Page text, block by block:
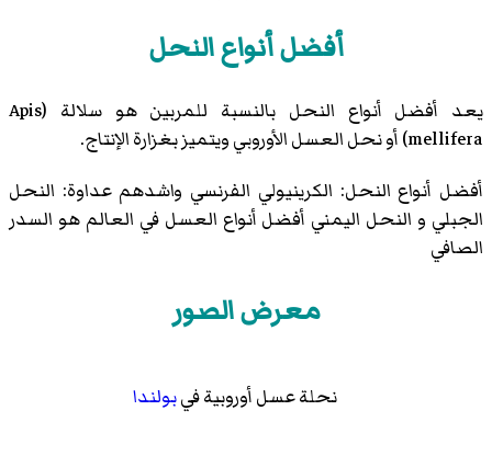
أفضل أنواع النحل
يعد أفضل أنواع النحل بالنسبة للمربين هو سلالة (Apis
mellifera) أو
نحل العسل الأوروبيويتميز بغزارة الإنتاج.
أفضل أنواع النحل: الكرينيولي الفرنسي واشدهم عداوة: النحل
الجبلي و النحل اليمني أفضل أنواع العسل في العالم هو السدر
الصافي
معرض الصور
نحلة عسل أوروبيةفيبولندا